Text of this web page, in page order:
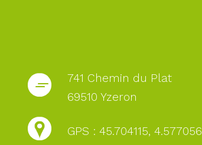
741 Chemin du Plat
69510 Yzeron
GPS : 45.704115, 4.577056